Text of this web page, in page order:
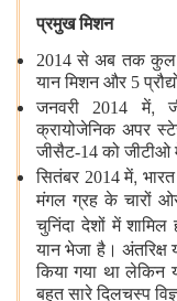
प्रमुख मिशन
2014 से अब तक कुल
यान मिशन और 5
जनवरी 2014 में,
क्रायोजेनिक अपर
जीसैट-14 को जीटीओ
सितंबर 2014 में,
मंगल ग्रह के चारों
चुनिंदा देशों में शामिल
यान भेजा है।
किया गया था लेकिन
बहुत सारे दिलचस्प